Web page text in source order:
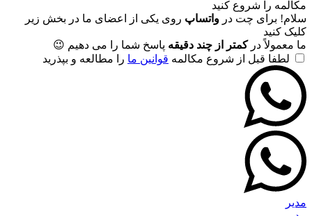
مکالمه را شروع کنید
سلام! برای چت در واتساپ روی یکی از اعضای ما در بخش زیر
کلیک کنید
ما معمولاً درکمتر از چند دقیقه پاسخ شما را می دهیم 😉
لطفا قبل از شروع مکالمه قوانین ما را مطالعه و بپذرید
مدیر